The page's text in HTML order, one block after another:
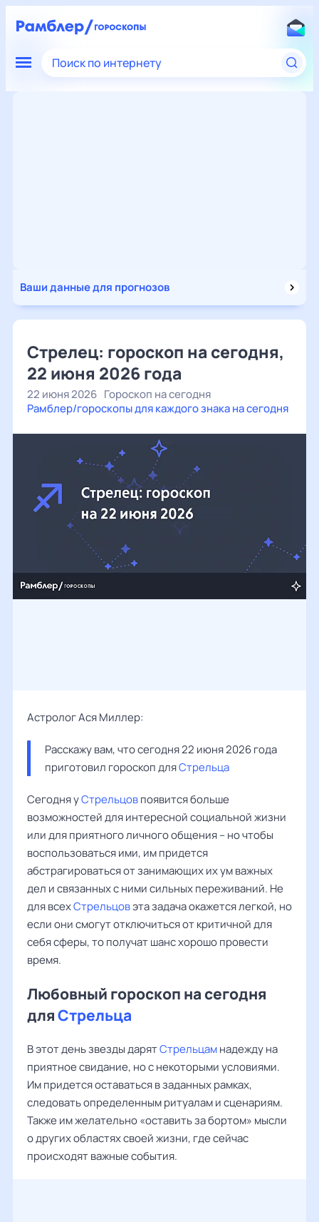
Поиск по интернету
Ваши данные для прогнозов
Стрелец: гороскоп на сегодня,
22 июня 2026 года
22 июня 2026 Гороскоп на сегодня
Рамблер/гороскопы для каждого знака на сегодня
Астролог Ася Миллер:
Расскажу вам, что сегодня 22 июня 2026 года
приготовил гороскоп для Стрельца
Сегодня уСтрельцовпоявится больше
возможностей для интересной социальной жизни
или для приятного личного общения – но чтобы
воспользоваться ими, им придется
абстрагироваться от занимающих их ум важных
дел и связанных с ними сильных переживаний. Не
для всехСтрельцовэта задача окажется легкой, но
если они смогут отключиться от критичной для
себя сферы, то получат шанс хорошо провести
время.
Любовный гороскоп на сегодня
дляСтрельца
В этот день звезды дарятСтрельцамнадежду на
приятное свидание, но с некоторыми условиями.
Им придется оставаться в заданных рамках,
следовать определенным ритуалам и сценариям.
Также им желательно «оставить за бортом» мысли
о других областях своей жизни, где сейчас
происходят важные события.